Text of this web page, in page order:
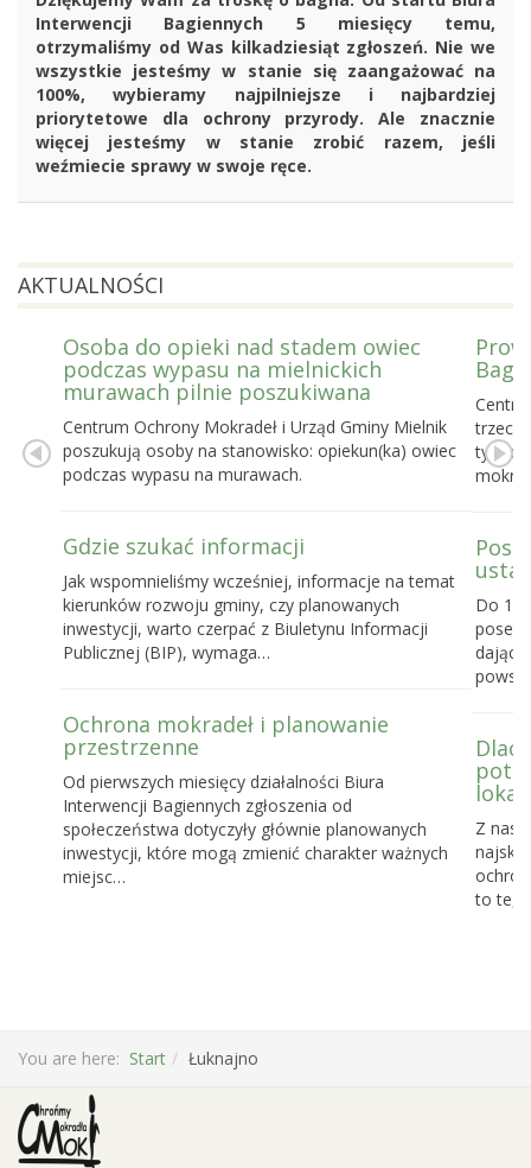
Interwencji Bagiennych 5 miesięcy temu,
otrzymaliśmy od Was kilkadziesiąt zgłoszeń. Nie we
wszystkie jesteśmy w stanie się zaangażować na
100%, wybieramy najpilniejsze i najbardziej
priorytetowe dla ochrony przyrody. Ale znacznie
więcej jesteśmy w stanie zrobić razem, jeśli
weźmiecie sprawy w swoje ręce.
AKTUALNOŚCI
Osoba do opieki nad stadem owiec
podczas wypasu na mielnickich
murawach pilnie poszukiwana
Centrum Ochrony Mokradeł i Urząd Gminy Mielnik
poszukują osoby na stanowisko: opiekun(ka) owiec
podczas wypasu na murawach.
Gdzie szukać informacji
Jak wspomnieliśmy wcześniej, informacje na temat
kierunków rozwoju gminy, czy planowanych
inwestycji, warto czerpać z Biuletynu Informacji
Publicznej (BIP), wymaga…
Ochrona mokradeł i planowanie
przestrzenne
Od pierwszych miesięcy działalności Biura
Interwencji Bagiennych zgłoszenia od
społeczeństwa dotyczyły głównie planowanych
inwestycji, które mogą zmienić charakter ważnych
miejsc…
Do 16
Z
to te,
You are here: Start Łuknajno